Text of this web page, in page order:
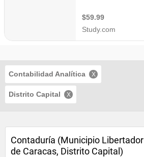
Contabilidad Analítica
Distrito Capital
Contaduría (Municipio Libertador
de Caracas, Distrito Capital)